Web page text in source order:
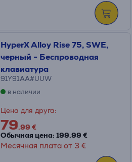
HyperX Alloy Rise 75, SWE,
черный - Беспроводная
клавиатура
91Y91AA#UUW
в наличии
Цена для друга:
79.99 €
Обычная цена: 199.99 €
Месячная плата от 3 €